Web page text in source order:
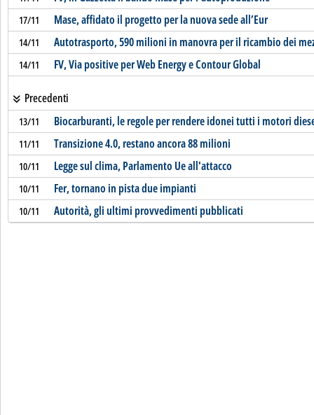
17/11 Mase, affidato il progetto per la nuova sede all’Eur
14/11 Autotrasporto, 590 milioni in manovra per il ricambio dei
14/11 FV, Via positive per Web Energy e Contour Global
Precedenti
13/11 Biocarburanti, le regole per rendere idonei tutti i motori
11/11 Transizione 4.0, restano ancora 88 milioni
10/11 Legge sul clima, Parlamento Ue all'attacco
10/11 Fer, tornano in pista due impianti
10/11 Autorità, gli ultimi provvedimenti pubblicati